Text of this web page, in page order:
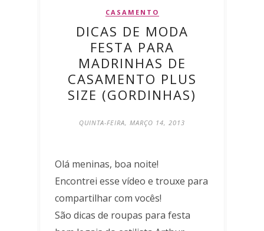
CASAMENTO
DICAS DE MODA
FESTA PARA
MADRINHAS DE
CASAMENTO PLUS
SIZE (GORDINHAS)
QUINTA-FEIRA, MARÇO 14, 2013
Olá meninas, boa noite!
Encontrei esse vídeo e trouxe para
compartilhar com vocês!
São dicas de roupas para festa